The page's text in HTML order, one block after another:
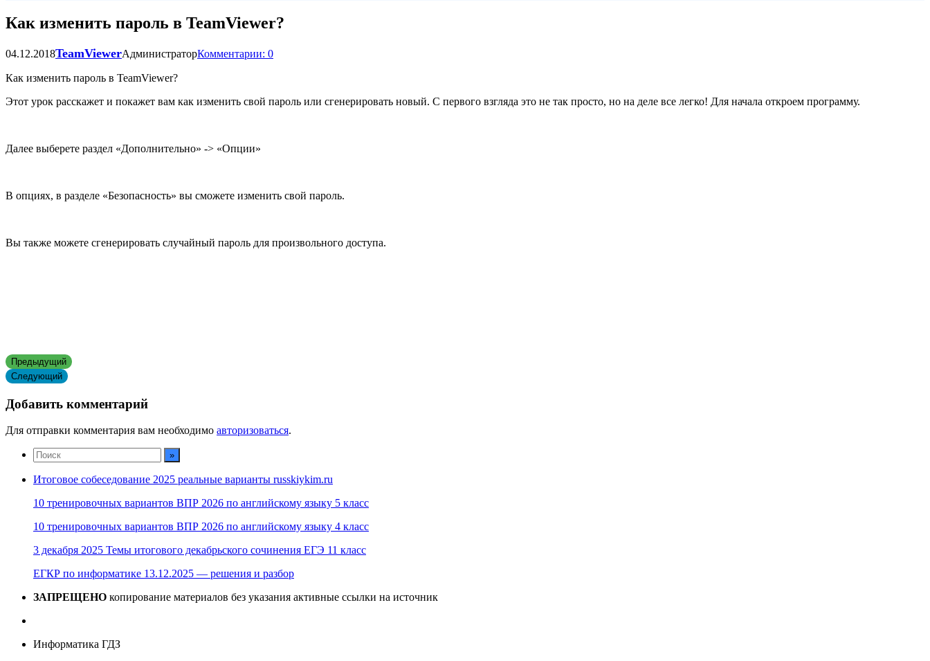
Как изменить пароль в TeamViewer?
04.12.2018TeamViewerАдминистраторКомментарии: 0
Как изменить пароль в TeamViewer?
Этот урок расскажет и покажет вам как изменить свой пароль или сгенерировать новый. С первого взгляда это не так просто, но на деле все легко! Для начала откроем программу.
Далее выберете раздел «Дополнительно» -> «Опции»
В опциях, в разделе «Безопасность» вы сможете изменить свой пароль.
Вы также можете сгенерировать случайный пароль для произвольного доступа.
Предыдущий
Следующий
Добавить комментарий
Для отправки комментария вам необходимо авторизоваться.
Итоговое собеседование 2025 реальные варианты russkiykim.ru
10 тренировочных вариантов ВПР 2026 по английскому языку 5 класс
10 тренировочных вариантов ВПР 2026 по английскому языку 4 класс
3 декабря 2025 Темы итогового декабрьского сочинения ЕГЭ 11 класс
ЕГКР по информатике 13.12.2025 — решения и разбор
ЗАПРЕЩЕНО копирование материалов без указания активные ссылки на источник
Информатика ГДЗ